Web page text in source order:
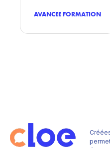
AVANCEE FORMATION